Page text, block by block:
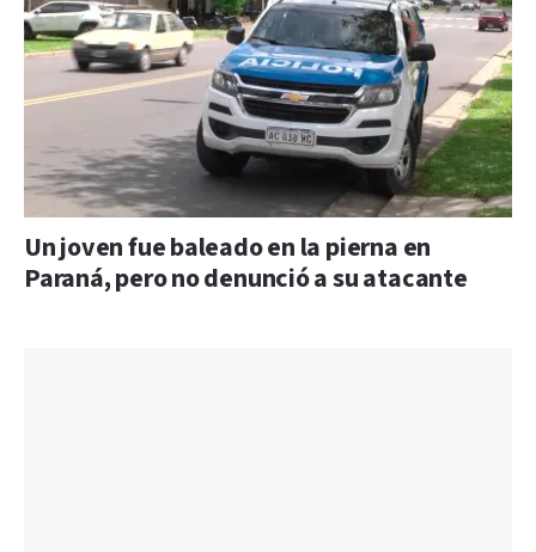
Un joven fue baleado en la pierna en
Paraná, pero no denunció a su atacante